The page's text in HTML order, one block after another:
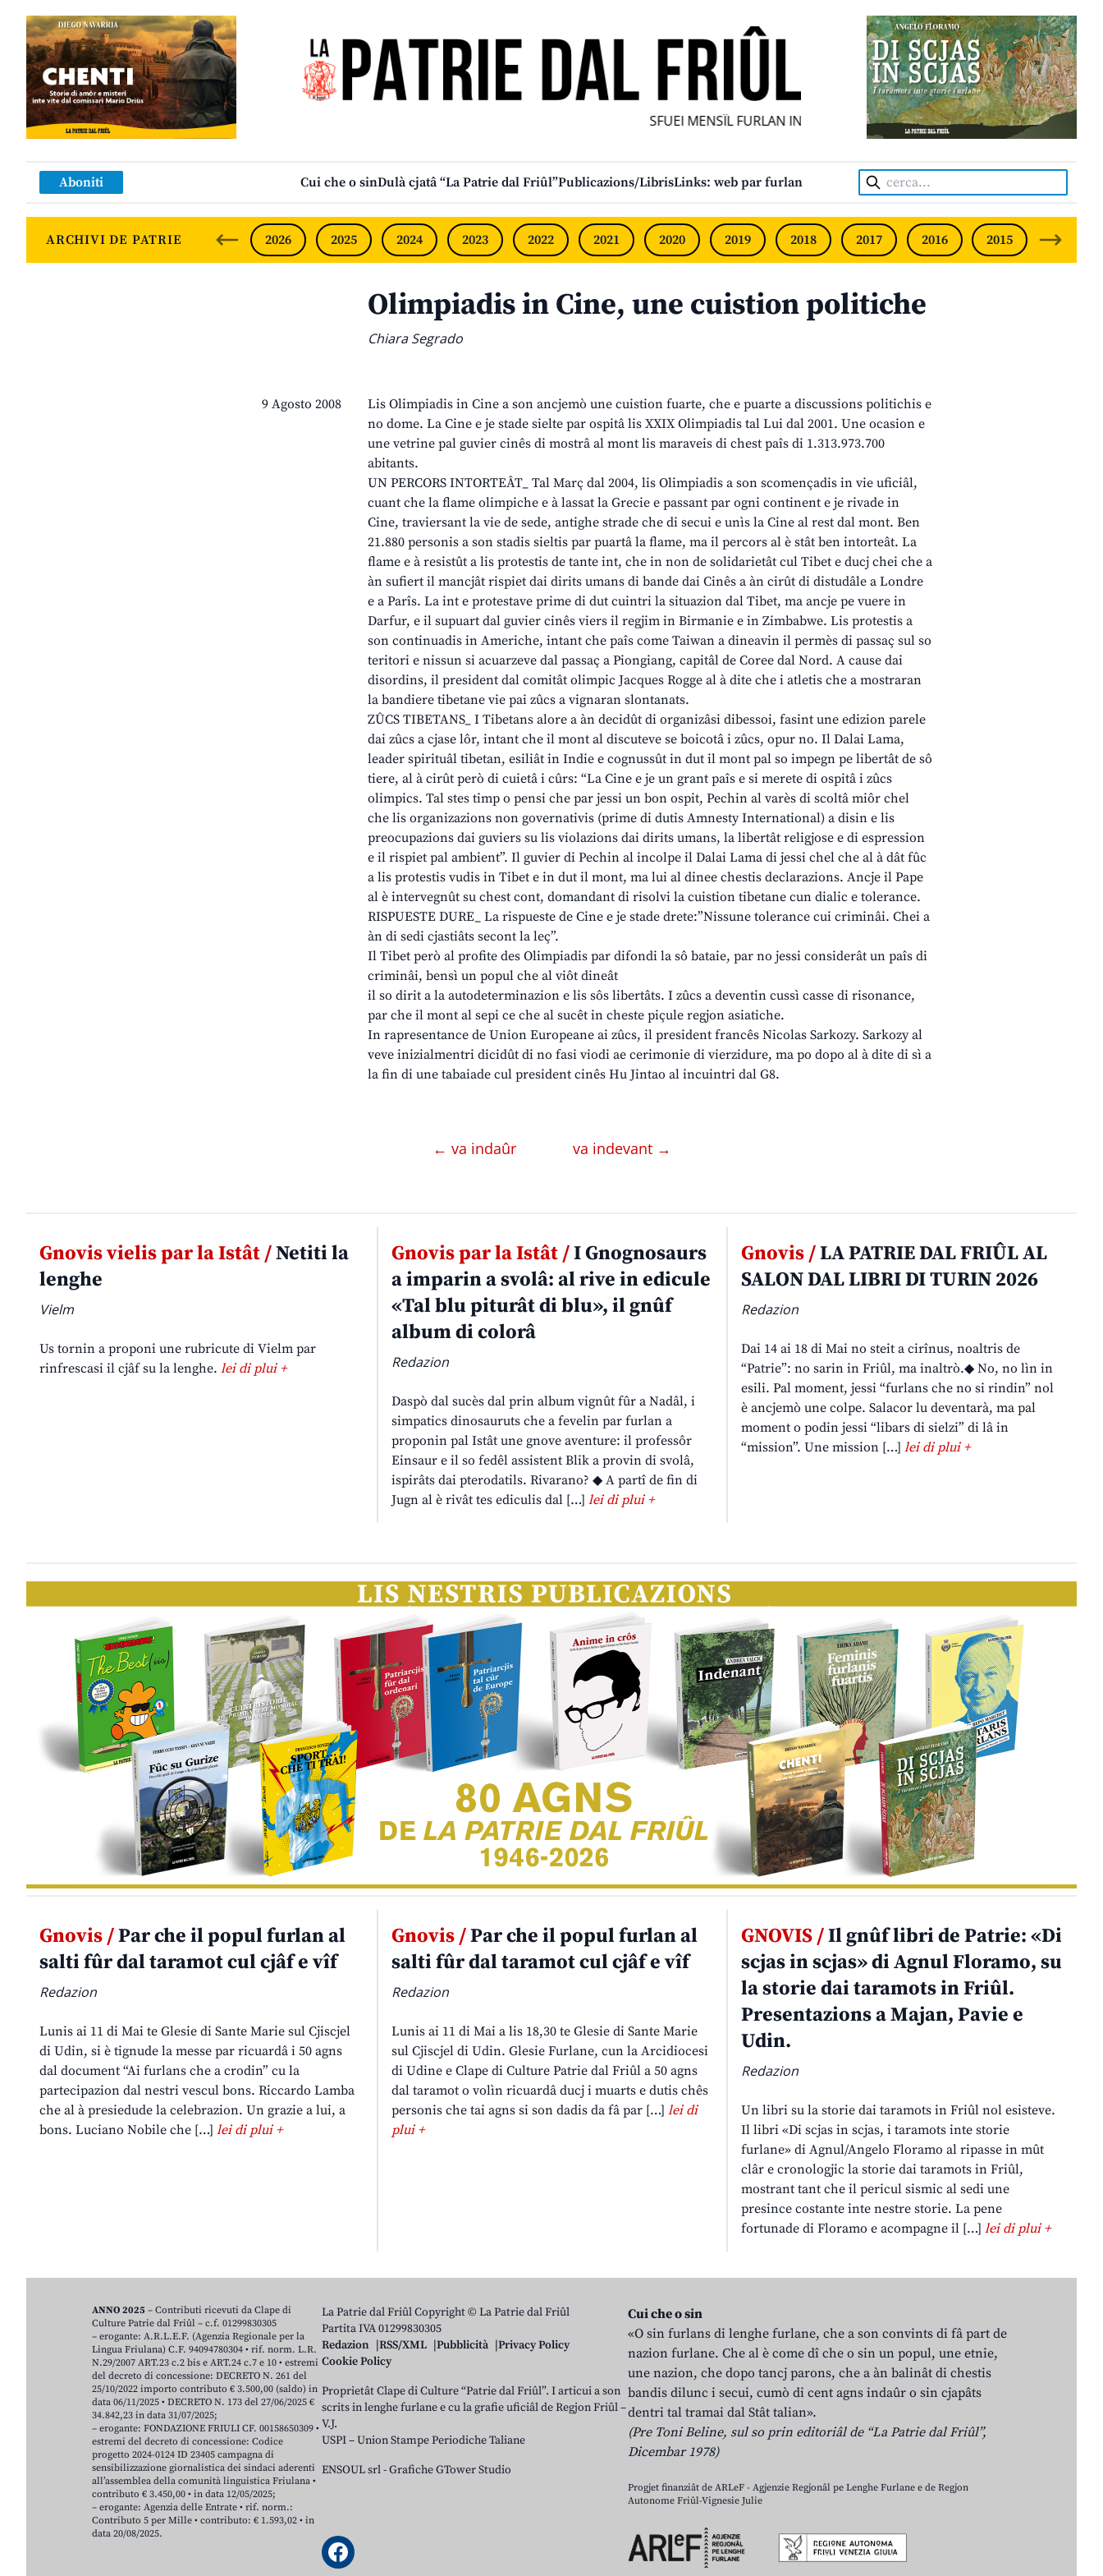
SFUEI MENSÎL FURLAN INDIPENDENT • INDEPENDENT FRIULIAN MONTHLY
Aboniti Cui che o sinDulà cjatâ “La Patrie dal Friûl”Publicazions/LibrisLinks: web par furlan Cerca:
ARCHIVI DE PATRIE 2026 2025 2024 2023 2022 2021 2020 2019 2018 2017 2016 2015 2014
Olimpiadis in Cine, une cuistion politiche
Chiara Segrado
9 Agosto 2008
Lis Olimpiadis in Cine a son ancjemò une cuistion fuarte, che e puarte a discussions politichis e
no dome. La Cine e je stade sielte par ospitâ lis XXIX Olimpiadis tal Lui dal 2001. Une ocasion e
une vetrine pal guvier cinês di mostrâ al mont lis maraveis di chest paîs di 1.313.973.700
abitants.
UN PERCORS INTORTEÂT_ Tal Març dal 2004, lis Olimpiadis a son scomençadis in vie uficiâl,
cuant che la flame olimpiche e à lassat la Grecie e passant par ogni continent e je rivade in
Cine, traviersant la vie de sede, antighe strade che di secui e unìs la Cine al rest dal mont. Ben
21.880 personis a son stadis sieltis par puartâ la flame, ma il percors al è stât ben intorteât. La
flame e à resistût a lis protestis de tante int, che in non de solidarietât cul Tibet e ducj chei che a
àn sufiert il mancjât rispiet dai dirits umans di bande dai Cinês a àn cirût di distudâle a Londre
e a Parîs. La int e protestave prime di dut cuintri la situazion dal Tibet, ma ancje pe vuere in
Darfur, e il supuart dal guvier cinês viers il regjim in Birmanie e in Zimbabwe. Lis protestis a
son continuadis in Americhe, intant che paîs come Taiwan a dineavin il permès di passaç sul so
teritori e nissun si acuarzeve dal passaç a Piongiang, capitâl de Coree dal Nord. A cause dai
disordins, il president dal comitât olimpic Jacques Rogge al à dite che i atletis che a mostraran
la bandiere tibetane vie pai zûcs a vignaran slontanats.
ZÛCS TIBETANS_ I Tibetans alore a àn decidût di organizâsi dibessoi, fasint une edizion parele
dai zûcs a cjase lôr, intant che il mont al discuteve se boicotâ i zûcs, opur no. Il Dalai Lama,
leader spirituâl tibetan, esiliât in Indie e cognussût in dut il mont pal so impegn pe libertât de sô
tiere, al à cirût però di cuietâ i cûrs: “La Cine e je un grant paîs e si merete di ospitâ i zûcs
olimpics. Tal stes timp o pensi che par jessi un bon ospit, Pechin al varès di scoltâ miôr chel
che lis organizazions non governativis (prime di dutis Amnesty International) a disin e lis
preocupazions dai guviers su lis violazions dai dirits umans, la libertât religjose e di espression
e il rispiet pal ambient”. Il guvier di Pechin al incolpe il Dalai Lama di jessi chel che al à dât fûc
a lis protestis vudis in Tibet e in dut il mont, ma lui al dinee chestis declarazions. Ancje il Pape
al è intervegnût su chest cont, domandant di risolvi la cuistion tibetane cun dialic e tolerance.
RISPUESTE DURE_ La rispueste de Cine e je stade drete:”Nissune tolerance cui criminâi. Chei a
àn di sedi cjastiâts secont la leç”.
Il Tibet però al profite des Olimpiadis par difondi la sô bataie, par no jessi considerât un paîs di
criminâi, bensì un popul che al viôt dineât
il so dirit a la autodeterminazion e lis sôs libertâts. I zûcs a deventin cussì casse di risonance,
par che il mont al sepi ce che al sucêt in cheste piçule regjon asiatiche.
In rapresentance de Union Europeane ai zûcs, il president francês Nicolas Sarkozy. Sarkozy al
veve inizialmentri dicidût di no fasi viodi ae cerimonie di vierzidure, ma po dopo al à dite di sì a
la fin di une tabaiade cul president cinês Hu Jintao al incuintri dal G8.
← va indaûr va indevant →
Gnovis vielis par la Istât /Netiti la
lenghe
Vielm
Us tornin a proponi une rubricute di Vielm par
rinfrescasi il cjâf su la lenghe. lei di plui +
Gnovis par la Istât /I Gnognosaurs
a imparin a svolâ: al rive in edicule
«Tal blu piturât di blu», il gnûf
album di colorâ
Redazion
Daspò dal sucès dal prin album vignût fûr a Nadâl, i
simpatics dinosauruts che a fevelin par furlan a
proponin pal Istât une gnove aventure: il professôr
Einsaur e il so fedêl assistent Blik a provin di svolâ,
ispirâts dai pterodatils. Rivarano? ◆ A partî de fin di
Jugn al è rivât tes ediculis dal […] lei di plui +
Gnovis /LA PATRIE DAL FRIÛL AL
SALON DAL LIBRI DI TURIN 2026
Redazion
Dai 14 ai 18 di Mai no steit a cirînus, noaltris de
“Patrie”: no sarin in Friûl, ma inaltrò.◆ No, no lìn in
esili. Pal moment, jessi “furlans che no si rindin” nol
è ancjemò une colpe. Salacor lu deventarà, ma pal
moment o podin jessi “libars di sielzi” di lâ in
“mission”. Une mission […]lei di plui +
Gnovis /Par che il popul furlan al
salti fûr dal taramot cul cjâf e vîf
Redazion
Lunis ai 11 di Mai te Glesie di Sante Marie sul Cjiscjel
di Udin, si è tignude la messe par ricuardâ i 50 agns
dal document “Ai furlans che a crodin” cu la
partecipazion dal nestri vescul bons. Riccardo Lamba
che al à presiedude la celebrazion. Un grazie a lui, a
bons. Luciano Nobile che […] lei di plui +
Gnovis /Par che il popul furlan al
salti fûr dal taramot cul cjâf e vîf
Redazion
Lunis ai 11 di Mai a lis 18,30 te Glesie di Sante Marie
sul Cjiscjel di Udin. Glesie Furlane, cun la Arcidiocesi
di Udine e Clape di Culture Patrie dal Friûl a 50 agns
dal taramot o volìn ricuardâ ducj i muarts e dutis chês
personis che tai agns si son dadis da fâ par […] lei di
plui +
GNOVIS /Il gnûf libri de Patrie: «Di
scjas in scjas» di Agnul Floramo, su
la storie dai taramots in Friûl.
Presentazions a Majan, Pavie e
Udin.
Redazion
Un libri su la storie dai taramots in Friûl nol esisteve.
Il libri «Di scjas in scjas, i taramots inte storie
furlane» di Agnul/Angelo Floramo al ripasse in mût
clâr e cronologjic la storie dai taramots in Friûl,
mostrant tant che il pericul sismic al sedi une
presince costante inte nestre storie. La pene
fortunade di Floramo e acompagne il […]lei di plui +
La Patrie dal Friûl Copyright © La Patrie dal Friûl
Partita IVA 01299830305
Redazion
RSS/XML Pubblicità
Privacy Policy
Cookie Policy
Proprietât Clape di Culture “Patrie dal Friûl”. I articui a son
scrits in lenghe furlane e cu la grafie uficiâl de Regjon Friûl –
V.J.
USPI – Union Stampe Periodiche Taliane
ENSOUL srl-Grafiche GTower Studio
Cui che o sin
«O sin furlans di lenghe furlane, che a son convints di fâ part de
nazion furlane. Che al è come dî che o sin un popul, une etnie,
une nazion, che dopo tancj parons, che a àn balinât di chestis
bandis dilunc i secui, cumò di cent agns indaûr o sin cjapâts
dentri tal tramai dal Stât talian».
(Pre Toni Beline, sul so prin editoriâl de “La Patrie dal Friûl”,
Dicembar 1978)
Progjet finanziât de ARLeF - Agjenzie Regjonâl pe Lenghe Furlane e de Regjon
Autonome Friûl-Vignesie Julie
ANNO 2025 – Contributi ricevuti da Clape di
Culture Patrie dal Friûl – c.f. 01299830305
– erogante: A.R.L.E.F. (Agenzia Regionale per la
Lingua Friulana) C.F. 94094780304 • rif. norm. L.R.
N.29/2007 ART.23 c.2 bis e ART.24 c.7 e 10 • estremi
del decreto di concessione: DECRETO N. 261 del
25/10/2022 importo contributo € 3.500,00 (saldo) in
data 06/11/2025 • DECRETO N. 173 del 27/06/2025 €
34.842,23 in data 31/07/2025;
– erogante: FONDAZIONE FRIULI CF. 00158650309 •
estremi del decreto di concessione: Codice
progetto 2024-0124 ID 23405 campagna di
sensibilizzazione giornalistica dei sindaci aderenti
all’assemblea della comunità linguistica Friulana •
contributo € 3.450,00 • in data 12/05/2025;
– erogante: Agenzia delle Entrate • rif. norm.:
Contributo 5 per Mille • contributo: € 1.593,02 • in
data 20/08/2025.